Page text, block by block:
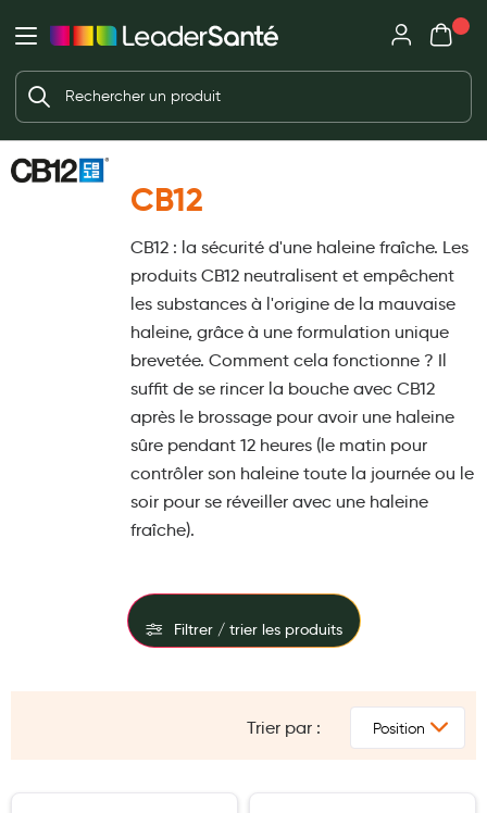
Ma Pharmacie LeaderSanté
Ouvrir l'application
Ouvrir
Créer un compte
Mon
Votre panier est vide
Beauté et soin
Visage
Soins mains et ongles
Dentifrices et bains de bouche
Brosses à dents et accessoires dentaires
Préservatifs - Gels lubrifiants
CB12
CB12 : la sécurité d'une haleine fraîche. Les
produits CB12 neutralisent et empêchent
les substances à l'origine de la mauvaise
haleine, grâce à une formulation unique
brevetée. Comment cela fonctionne ? Il
suffit de se rincer la bouche avec CB12
après le brossage pour avoir une haleine
sûre pendant 12 heures (le matin pour
contrôler son haleine toute la journée ou le
soir pour se réveiller avec une haleine
fraîche).
Trier par :
Filtrer / trier les produits